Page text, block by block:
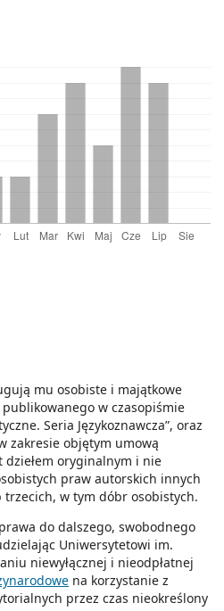
mu osobiste i majątkowe
w czasopiśmie
Seria Językoznawcza”, oraz
zakresie objętym umową
oryginalnym i nie
praw autorskich innych
w tym dóbr osobistych.
do dalszego, swobodnego
Uniwersytetowi im.
niewyłącznej i nieodpłatnej
na korzystanie z
przez czas nieokreślony